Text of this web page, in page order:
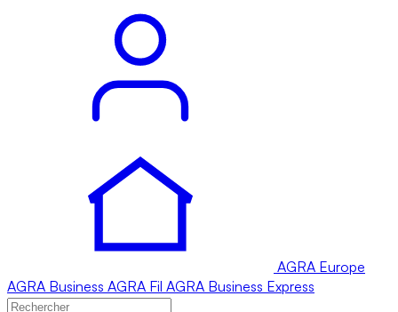
AGRA Europe
AGRA Business AGRA Fil AGRA Business Express